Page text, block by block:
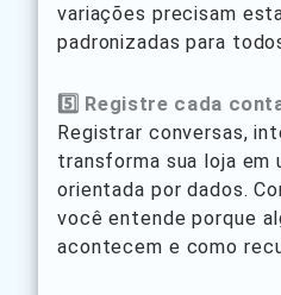
variações precisam
padronizadas para
5️⃣ Registre cada
Registrar conversas,
transforma sua loja em
orientada por dados.
você entende porque
acontecem e como